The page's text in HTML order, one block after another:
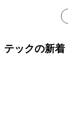
テックの新着